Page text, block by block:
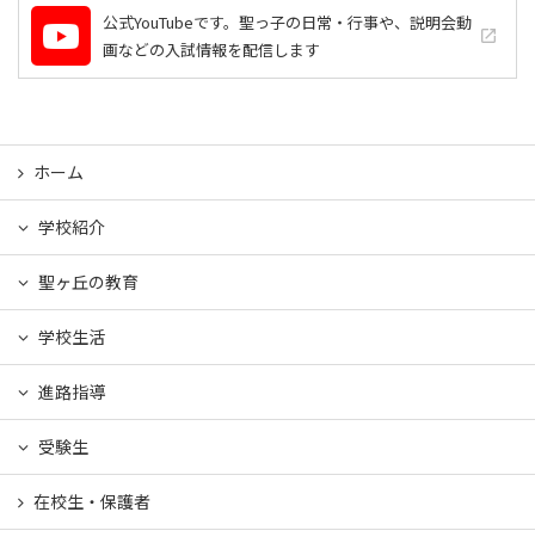
公式YouTubeです。聖っ子の日常・行事や、説明会動
画などの入試情報を配信します
launch
ホーム
学校紹介
聖ヶ丘の教育
学校生活
進路指導
受験生
在校生・保護者